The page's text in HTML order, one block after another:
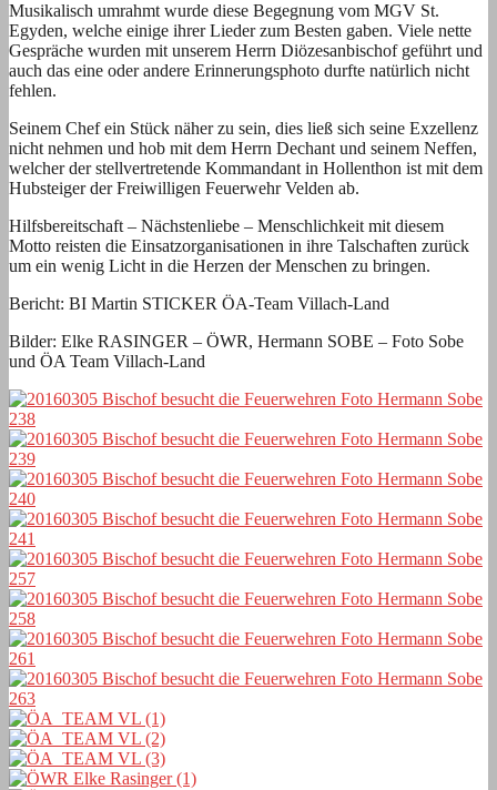
Musikalisch umrahmt wurde diese Begegnung vom MGV St.
Egyden, welche einige ihrer Lieder zum Besten gaben. Viele nette
Gespräche wurden mit unserem Herrn Diözesanbischof geführt und
auch das eine oder andere Erinnerungsphoto durfte natürlich nicht
fehlen.
Seinem Chef ein Stück näher zu sein, dies ließ sich seine Exzellenz
nicht nehmen und hob mit dem Herrn Dechant und seinem Neffen,
welcher der stellvertretende Kommandant in Hollenthon ist mit dem
Hubsteiger der Freiwilligen Feuerwehr Velden ab.
Hilfsbereitschaft – Nächstenliebe – Menschlichkeit mit diesem
Motto reisten die Einsatzorganisationen in ihre Talschaften zurück
um ein wenig Licht in die Herzen der Menschen zu bringen.
Bericht: BI Martin STICKER ÖA-Team Villach-Land
Bilder: Elke RASINGER – ÖWR, Hermann SOBE – Foto Sobe
und ÖA Team Villach-Land